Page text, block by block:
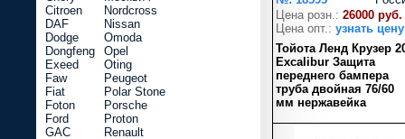
Цена розн.: 26000 руб.
Цена опт.: узнать цену
Тойота Ленд Крузер
Excalibur Защита
переднего бампера
труба двойная 76/60
мм нержавейка
Citroen
DAF
Dodge
Dongfeng
Exeed
Faw
Fiat
Foton
Ford
GAC
Nordcross
Nissan
Omoda
Opel
Oting
Peugeot
Polar Stone
Porsche
Proton
Renault